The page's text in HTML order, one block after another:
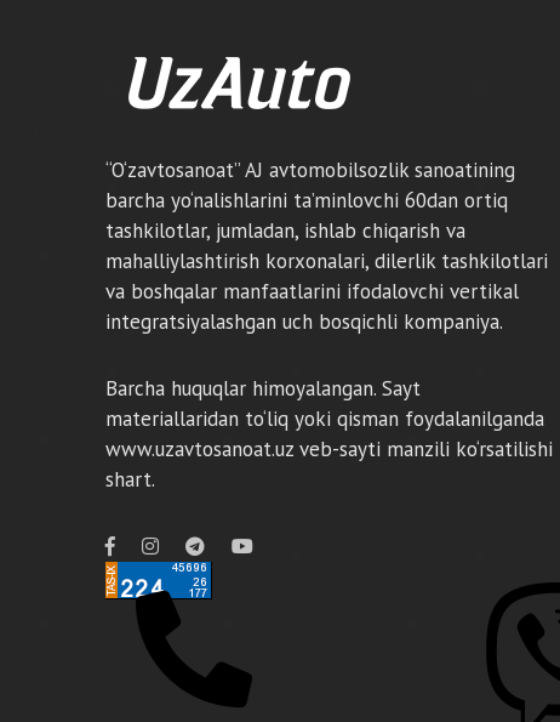
“O‘zavtosanoat” AJ avtomobilsozlik sanoatining
barcha yo‘nalishlarini ta’minlovchi 60dan ortiq
tashkilotlar, jumladan, ishlab chiqarish va
mahalliylashtirish korxonalari, dilerlik tashkilotlari
va boshqalar manfaatlarini ifodalovchi vertikal
integratsiyalashgan uch bosqichli kompaniya.
Barcha huquqlar himoyalangan. Sayt
materiallaridan to‘liq yoki qisman foydalanilganda
www.uzavtosanoat.uz veb-sayti manzili ko‘rsatilishi
shart.